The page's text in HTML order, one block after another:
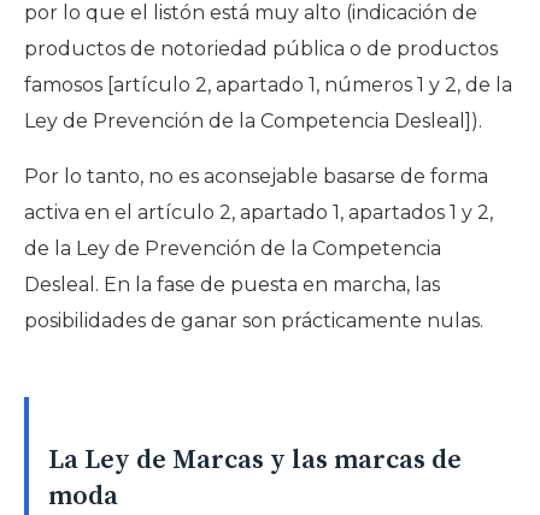
por lo que el listón está muy alto (indicación de
productos de notoriedad pública o de productos
famosos [artículo 2, apartado 1, números 1 y 2, de la
Ley de Prevención de la Competencia Desleal]).
Por lo tanto, no es aconsejable basarse de forma
activa en el artículo 2, apartado 1, apartados 1 y 2,
de la Ley de Prevención de la Competencia
Desleal. En la fase de puesta en marcha, las
posibilidades de ganar son prácticamente nulas.
La Ley de Marcas y las marcas de
moda